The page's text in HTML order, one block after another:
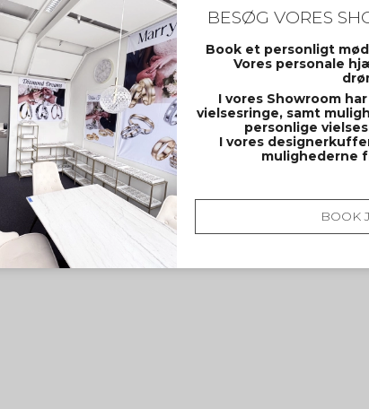
PRØVERINGE - Vielsesringe
BESØG VORES
Book et personligt
Vores personale
I vores Showroom
vielsesringe, samt
personlige
I vores
mulighederne
BOOK